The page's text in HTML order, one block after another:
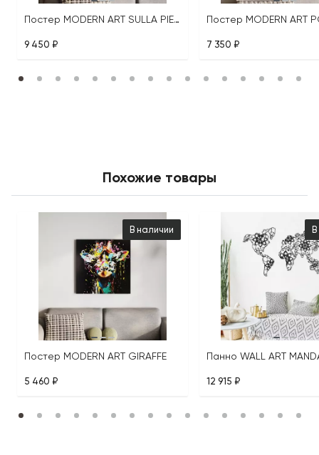
Постер MODERN ART SULLA PIETRA
9 450 ₽
Постер MODERN ART
7 350 ₽
Похожие товары
В наличии
Постер MODERN ART GIRAFFE
5 460 ₽
Панно WALL ART
12 915 ₽